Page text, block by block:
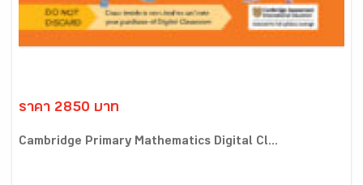
ราคา 2850 บาท
Cambridge Primary Mathematics Digital Cl...